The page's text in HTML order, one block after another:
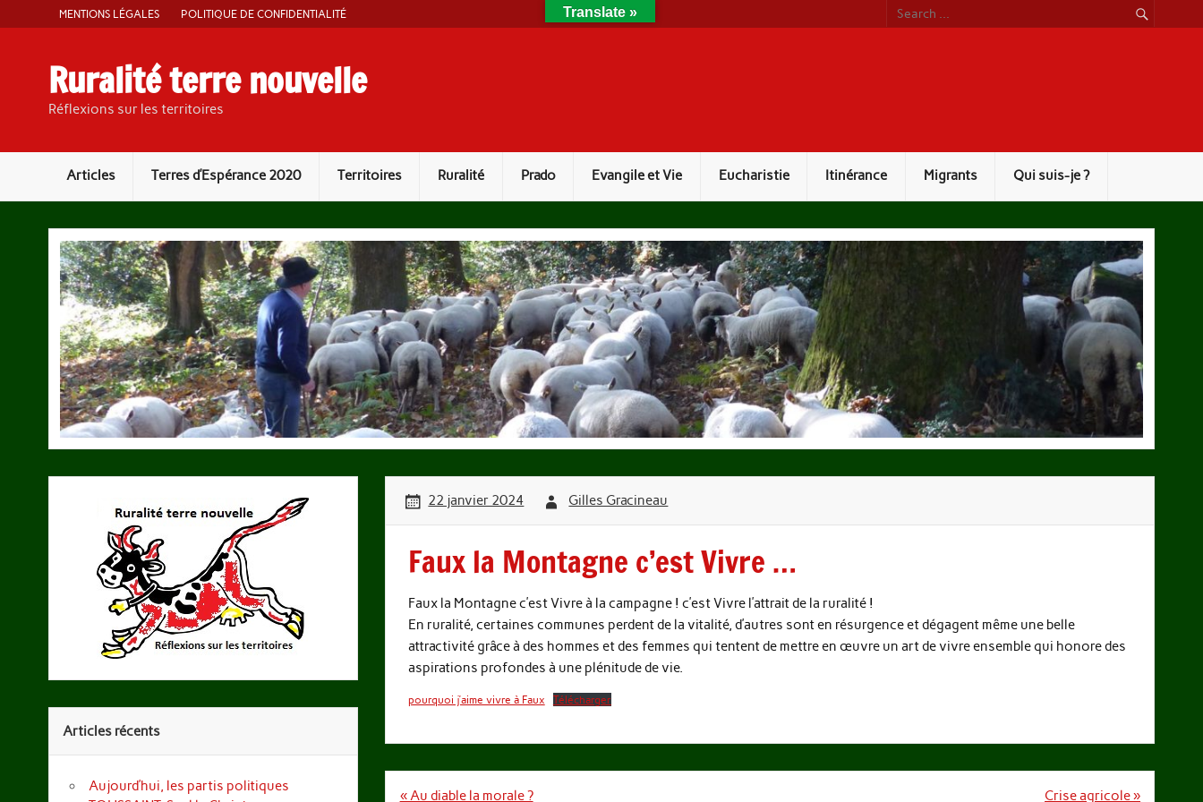
content
MENTIONS LÉGALES POLITIQUE DE CONFIDENTIALITÉ
Ruralité terre nouvelle
Réflexions sur les territoires
Articles Terres d’Espérance 2020 Territoires Ruralité Prado Evangile et Vie Eucharistie Itinérance Migrants Qui suis-je ?
22 janvier 2024 Gilles Gracineau
Faux la Montagne c’est Vivre …
Faux la Montagne c’est Vivre à la campagne ! c’est Vivre l’attrait de la ruralité !
En ruralité, certaines communes perdent de la vitalité, d’autres sont en résurgence et dégagent même une belle
attractivité grâce à des hommes et des femmes qui tentent de mettre en œuvre un art de vivre ensemble qui honore des
aspirations profondes à une plénitude de vie.
pourquoi j’aime vivre à Faux Télécharger
Navigation
« Au diable la morale ? Crise agricole »
Articles récents
Aujourd’hui, les partis politiques
Translate »